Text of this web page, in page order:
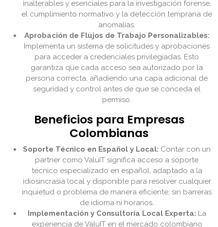
inalterables y esenciales para la investigación forense,
el cumplimiento normativo y la detección temprana de
anomalías.
Aprobación de Flujos de Trabajo Personalizables:
Implementa un sistema de solicitudes y aprobaciones
para acceder a credenciales privilegiadas. Esto
garantiza que cada acceso sea autorizado por la
persona correcta, añadiendo una capa adicional de
seguridad y control antes de que se conceda el
permiso.
Beneficios para Empresas
Colombianas
Soporte Técnico en Español y Local: Contar con un
partner como ValuIT significa acceso a soporte
técnico especializado en español, adaptado a la
idiosincrasia local y disponible para resolver cualquier
inquietud o problema de manera eficiente, sin barreras
de idioma ni horarios.
Implementación y Consultoría Local Experta: La
experiencia de ValuIT en el mercado colombiano